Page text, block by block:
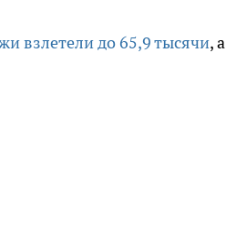
взлетели до 65,9 тысячи, а